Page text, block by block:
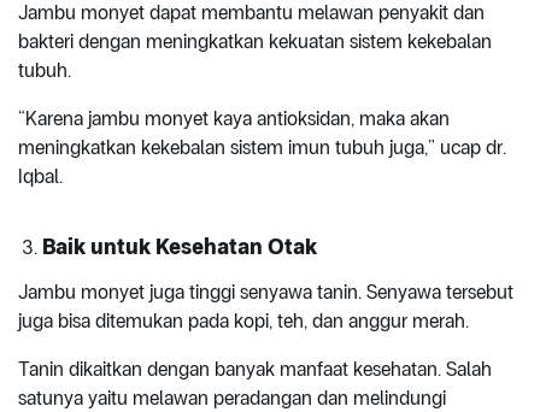
Jambu monyet dapat membantu melawan penyakit dan
bakteri dengan meningkatkan kekuatan sistem kekebalan
tubuh.
“Karena jambu monyet kaya antioksidan, maka akan
meningkatkan kekebalan sistem imun tubuh juga,” ucap dr.
Iqbal.
Baik untuk Kesehatan Otak
Jambu monyet juga tinggi senyawa tanin. Senyawa tersebut
juga bisa ditemukan pada kopi, teh, dan anggur merah.
Tanin dikaitkan dengan banyak manfaat kesehatan. Salah
satunya yaitu melawan peradangan dan melindungi